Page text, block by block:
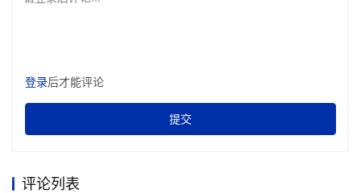
登录后才能评论
提交
评论列表